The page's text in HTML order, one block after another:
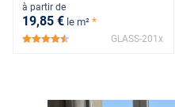
à partir de
19,85 € le m² *
*****
GLASS-201x